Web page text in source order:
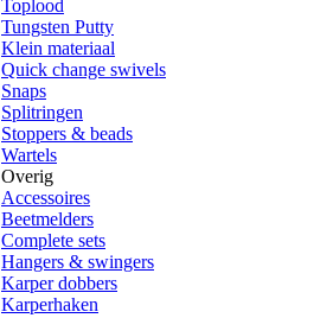
Toplood
Tungsten Putty
Klein materiaal
Quick change swivels
Snaps
Splitringen
Stoppers & beads
Wartels
Overig
Accessoires
Beetmelders
Complete sets
Hangers & swingers
Karper dobbers
Karperhaken